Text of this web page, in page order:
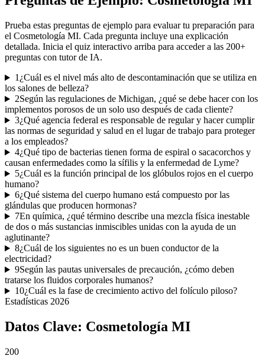
Prueba estas preguntas de ejemplo para evaluar tu preparación para
el Cosmetología MI. Cada pregunta incluye una explicación
detallada. Inicia el quiz interactivo arriba para acceder a las 200+
preguntas con tutor de IA.
1 ¿Cuál es el nivel más alto de descontaminación que se utiliza en
los salones de belleza?
2Según las regulaciones de Michigan, ¿qué se debe hacer con los
implementos porosos de un solo uso después de cada cliente?
3¿Qué agencia federal es responsable de regular y hacer cumplir
las normas de seguridad y salud en el lugar de trabajo para proteger
a los empleados?
4¿Qué tipo de bacterias tienen forma de espiral o sacacorchos y
causan enfermedades como la sífilis y la enfermedad de Lyme?
5¿Cuál es la función principal de los glóbulos rojos en el cuerpo
humano?
6¿Qué sistema del cuerpo humano está compuesto por las
glándulas que producen hormonas?
7En química, ¿qué término describe una mezcla física inestable
de dos o más sustancias inmiscibles unidas con la ayuda de un
aglutinante?
8¿Cuál de los siguientes no es un buen conductor de la
electricidad?
9Según las pautas universales de precaución, ¿cómo deben
tratarse los fluidos corporales humanos?
10¿Cuál es la fase de crecimiento activo del folículo piloso?
Estadísticas 2026
Datos Clave: Cosmetología MI
200